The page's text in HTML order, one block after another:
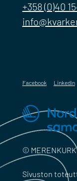
+358 (0)40
Facebook Linkedin
©
Sivuston